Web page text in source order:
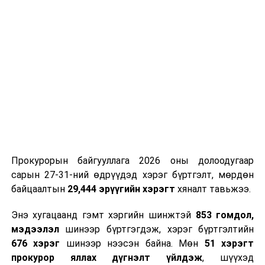
Сургуулийн өмнөх болон ерөнхий боловсролын тухай
хуульд нэмэлт, өөрчлөлт оруулах тухай хуулийн төсөл
өргөн мэдүүлэв
Прокурорын байгууллага 2026 оны долоодугаар
сарын 27-31-ний өдрүүдэд хэрэг бүртгэлт, мөрдөн
байцаалтын 29,444 эрүүгийн хэрэгт хяналт тавьжээ.
Энэ хугацаанд гэмт хэргийн шинжтэй 853 гомдол,
мэдээлэлшинээр бүртгэгдэж, хэрэг бүртгэлтийн
676 хэрэг шинээр нээсэн байна. Мөн 51 хэрэгт
прокурор яллах дүгнэлт үйлдэж, шүүхэд